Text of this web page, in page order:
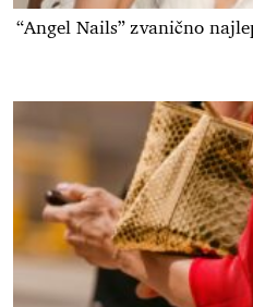
“Angel Nails” zvanično